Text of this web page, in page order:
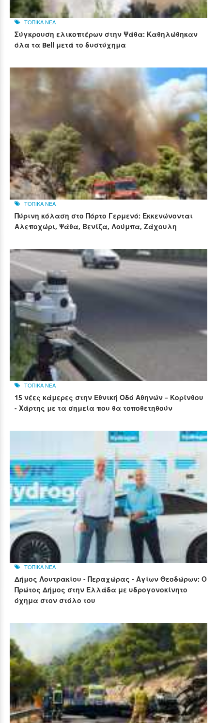
ΤΟΠΙΚΑ ΝΕΑ
Σύγκρουση ελικοπτέρων στην Ψάθα: Καθηλώθηκαν
όλα τα Bell μετά το δυστύχημα
ΤΟΠΙΚΑ ΝΕΑ
Πύρινη κόλαση στο Πόρτο Γερμενό: Εκκενώνονται
Αλεποχώρι, Ψάθα, Βενίζα, Λούμπα, Ζάχουλη
ΤΟΠΙΚΑ ΝΕΑ
15 νέες κάμερες στην Εθνική Οδό Αθηνών – Κορίνθου
- Χάρτης με τα σημεία που θα τοποθετηθούν
ΤΟΠΙΚΑ ΝΕΑ
Δήμος Λουτρακίου - Περαχώρας - Αγίων Θεοδώρων: Ο
Πρώτος Δήμος στην Ελλάδα με υδρογονοκίνητο
όχημα στον στόλο του